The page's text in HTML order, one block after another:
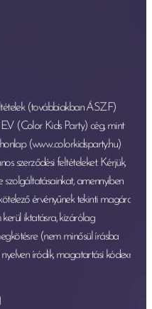
és a buli
:)
(továbbiakban ÁSZF)
(Color Kids Party) cég, mint
(www..colorkidsparty.hu)
szerződési feltételeket. Kérjük,
szolgáltatásainkat, amennyiben
érvényűnek tekinti magára
kerül iktatásra, kizárólag
(nem minősül írásba
íródik, magatartási kódexre